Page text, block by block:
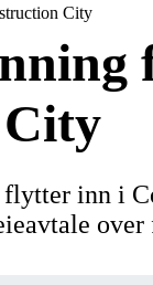
City
flytter inn i
over